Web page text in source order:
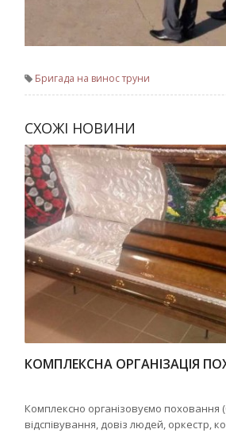
Бригада на винос труни
СХОЖІ НОВИНИ
КОМПЛЕКСНА ОРГАНІЗАЦІЯ
Комплексно організовуємо
відспівування, довіз людей, оркестр,